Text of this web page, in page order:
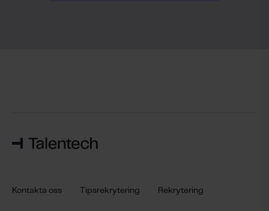
Kontakta oss Tipsrekrytering Rekrytering